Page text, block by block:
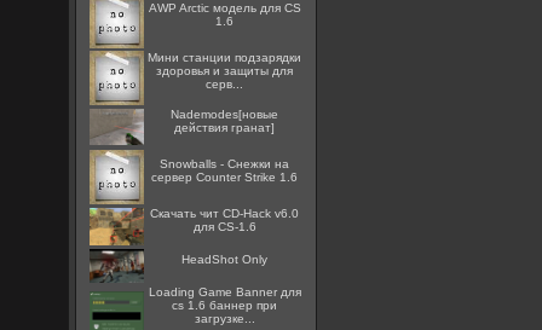
AWP Arctic модель для CS
1.6
Мини станции подзарядки
здоровья и защиты для
серв...
Nademodes[новые
действия гранат]
Snowballs - Снежки на
сервер Counter Strike 1.6
Скачать чит CD-Hack v6.0
для CS-1.6
HeadShot Only
Loading Game Banner для
cs 1.6 баннер при
загрузке...